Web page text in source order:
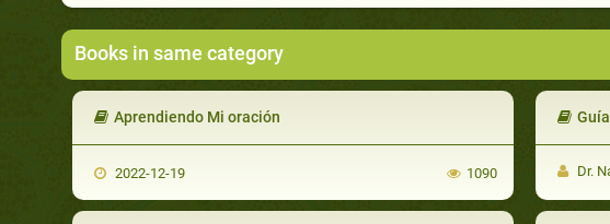
Books in same category
Aprendiendo Mi oración
2022-12-19 1090
Guía
Dr.